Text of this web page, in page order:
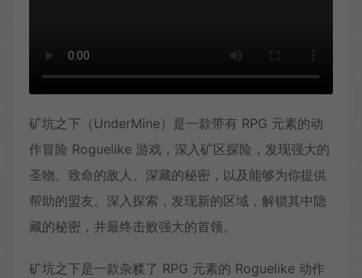
矿坑之下（UnderMine）是一款带有 RPG 元素的动
作冒险 Roguelike 游戏，深入矿区探险，发现强大的
圣物、致命的敌人、深藏的秘密，以及能够为你提供
帮助的盟友。深入探索，发现新的区域，解锁其中隐
藏的秘密，并最终击败强大的首领。
矿坑之下是一款杂糅了 RPG 元素的 Roguelike 动作